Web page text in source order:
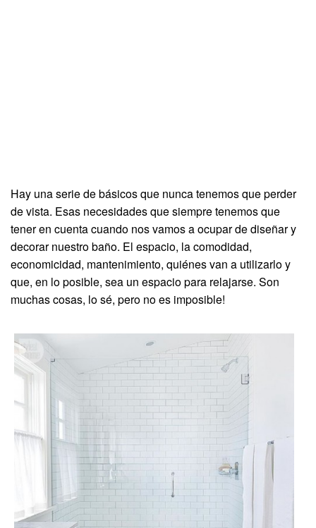
Hay una serie de básicos que nunca tenemos que perder
de vista. Esas necesidades que siempre tenemos que
tener en cuenta cuando nos vamos a ocupar de diseñar y
decorar nuestro baño. El espacio, la comodidad,
economicidad, mantenimiento, quiénes van a utilizarlo y
que, en lo posible, sea un espacio para relajarse. Son
muchas cosas, lo sé, pero no es imposible!